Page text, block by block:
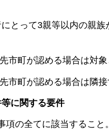
とって3親等以内の親族
町が認める場合は対象
町が認める場合は隣接
に関する要件
項の全てに該当すること。